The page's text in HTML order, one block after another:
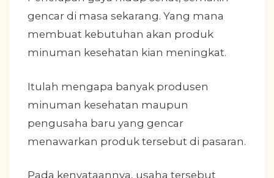
gencar di masa sekarang. Yang mana
membuat kebutuhan akan produk
minuman kesehatan kian meningkat.
Itulah mengapa banyak produsen
minuman kesehatan maupun
pengusaha baru yang gencar
menawarkan produk tersebut di pasaran.
Pada kenyataannya, usaha tersebut